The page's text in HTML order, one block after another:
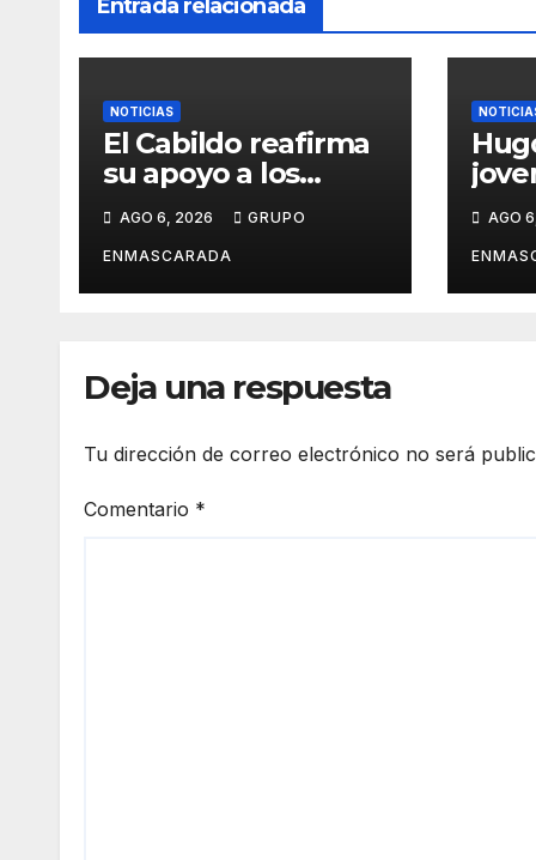
Entrada relacionada
NOTICIAS
El Cabildo reafirma
su apoyo a los
artesanos y
diseñadores del
Carnaval de
Tenerife
AGO 6, 2026 GRUPO
ENMASCARADA
por
AGO
Deja una respuesta
Tu dirección de correo electrónico no será
Comentario *